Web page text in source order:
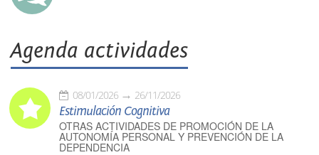
Agenda actividades
08/01/2026 26/11/2026
Estimulación Cognitiva
OTRAS ACTIVIDADES DE PROMOCIÓN DE LA
AUTONOMÍA PERSONAL Y PREVENCIÓN DE LA
DEPENDENCIA